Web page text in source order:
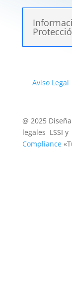
Aviso Legal
@ 2025
legales LSSI
Compliance